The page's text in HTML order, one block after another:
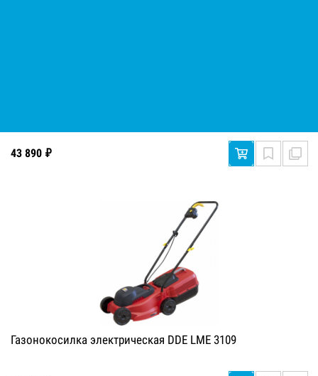
43 890 ₽
Газонокосилка электрическая DDE LME 3109